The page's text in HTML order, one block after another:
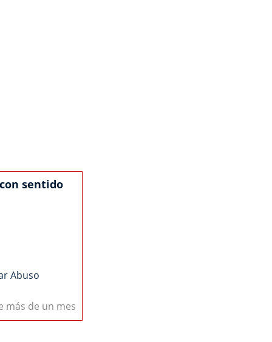
sentido
Abuso
más de un mes